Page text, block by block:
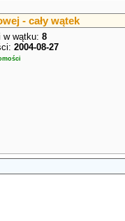
- cały wątek
w wątku: 8
2004-08-27